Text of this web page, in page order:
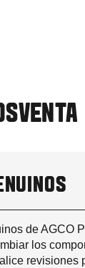
de AGCO
los
revisiones